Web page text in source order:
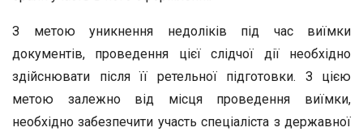
З метою уникнення недоліків під час виїмки
документів, проведення цієї слідчої дії необхідно
здійснювати після її ретельної підготовки. З цією
метою залежно від місця проведення виїмки,
необхідно забезпечити участь спеціаліста з державної